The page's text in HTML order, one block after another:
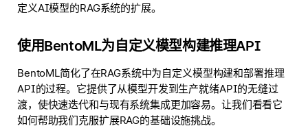
定义AI模型的RAG系统的扩展。
使用BentoML为自定义模型构建推理API
BentoML简化了在RAG系统中为自定义模型构建和部署推理
API的过程。它提供了从模型开发到生产就绪API的无缝过
渡，使快速迭代和与现有系统集成更加容易。让我们看看它
如何帮助我们克服扩展RAG的基础设施挑战。